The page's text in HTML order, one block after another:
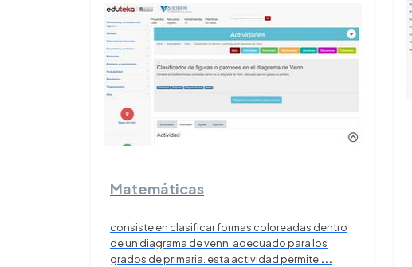
Matemáticas
consiste en clasificar formas coloreadas dentro
de un diagrama de venn. adecuado para los
grados de primaria. esta actividad permite ...